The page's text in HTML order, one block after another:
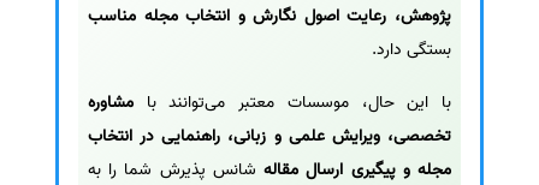
پژوهش، رعایت اصول نگارش و انتخاب مجله مناسب
بستگی دارد.
با این حال، موسسات معتبر می‌توانند با مشاوره
تخصصی، ویرایش علمی و زبانی، راهنمایی در انتخاب
مجله و پیگیری ارسال مقالهشانس پذیرش شما را به